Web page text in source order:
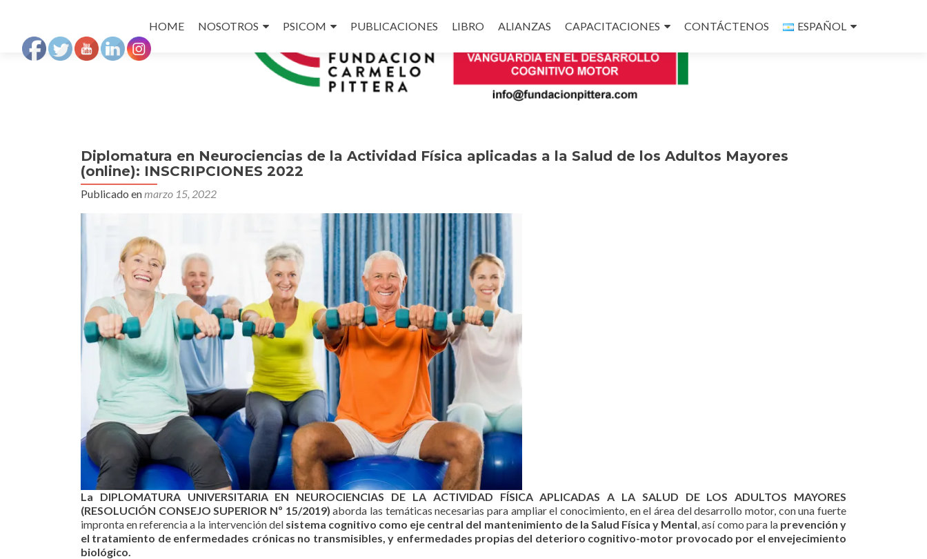
a
la
página
HOME NOSOTROS PSICOM PUBLICACIONES LIBRO ALIANZAS CAPACITACIONES CONTÁCTENOS ESPAÑOL
Diplomatura en Neurociencias de la Actividad Física aplicadas a la Salud de los Adultos Mayores
(online): INSCRIPCIONES 2022
Publicado enmarzo 15, 2022
La DIPLOMATURA UNIVERSITARIA EN NEUROCIENCIAS DE LA ACTIVIDAD FÍSICA APLICADAS A LA SALUD DE LOS ADULTOS MAYORES
(RESOLUCIÓN CONSEJO SUPERIOR Nº 15/2019) aborda las temáticas necesarias para ampliar el conocimiento, en el área del desarrollo motor, con una fuerte
impronta en referencia a la intervención del sistema cognitivo como eje central del mantenimiento de la Salud Física y Mental, así como para la prevención y
el tratamiento de enfermedades crónicas no transmisibles, y enfermedades propias del deterioro cognitivo-motor provocado por el envejecimiento
biológico.